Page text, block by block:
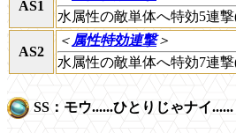
AS1
水属性の敵単体へ特効5連
AS2
＜ 属性特効連撃＞
水属性の敵単体へ特効7連
SS：モウ......ひとりじゃナイ......